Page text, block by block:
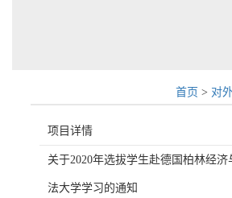
首页 > 对
项目详情
关于2020年选拔学生赴德国柏林经济
法大学学习的通知